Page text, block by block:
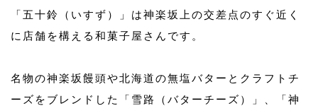
「五十鈴（いすず）」は神楽坂上の交差点のすぐ近く
に店舗を構える和菓子屋さんです。
名物の神楽坂饅頭や北海道の無塩バターとクラフトチ
ーズをブレンドした「雪路（バターチーズ）」、「神